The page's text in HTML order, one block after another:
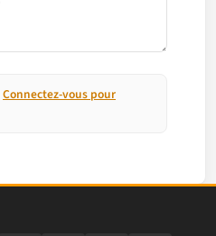
Connectez-vous pour